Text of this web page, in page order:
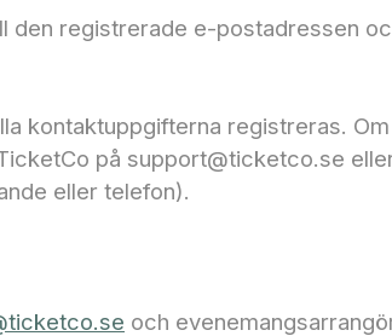
registrerade e-postadressen
kontaktuppgifterna registreras.
på support@ticketco.se
eller telefon).
och